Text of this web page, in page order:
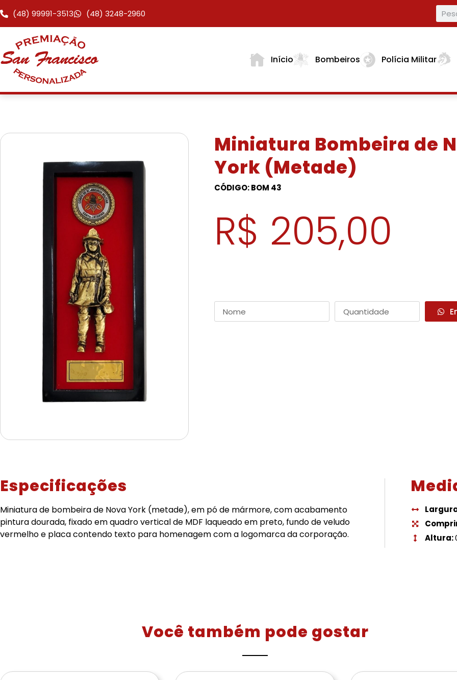
(48) 99991-3513 (48) 3248-2960
Início Bombeiros Polícia Militar
Miniatura Bombeira de
York (Metade)
CÓDIGO: BOM 43
R$ 205,00
Especificações
Miniatura de bombeira de Nova York (metade), em pó de mármore, com acabamento
pintura dourada, fixado em quadro vertical de MDF laqueado em preto, fundo de veludo
vermelho e placa contendo texto para homenagem com a logomarca da corporação.
Altura:
Você também pode gostar